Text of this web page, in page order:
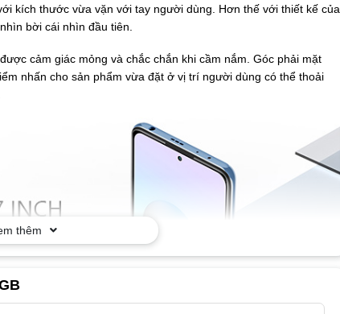
kích thước vừa vặn với tay người dùng. Hơn thế với thiết kế của
bời cái nhìn đầu tiên.
cảm giác mỏng và chắc chắn khi cầm nắm. Góc phải mặt
nhấn cho sản phẩm vừa đặt ở vị trí người dùng có thể thoải
thêm